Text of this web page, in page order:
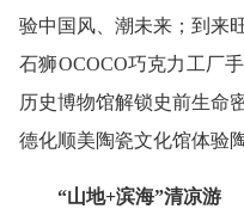
验中国风、潮未来；到来
石狮OCOCO巧克力工厂
历史博物馆解锁史前生命
德化顺美陶瓷文化馆体验
“山地+滨海”清凉游